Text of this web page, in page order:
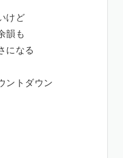
けど
韻も
なる
トダウン